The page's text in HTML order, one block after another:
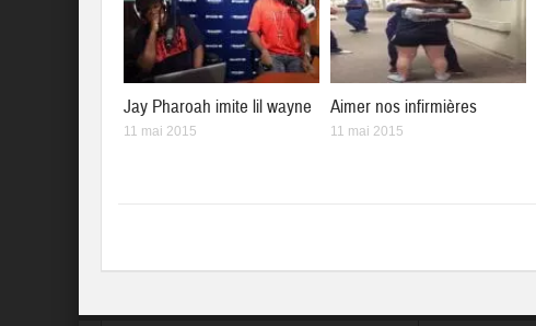
Jay Pharoah imite lil wayne
11 mai 2015
Aimer nos infirmières
11 mai 2015